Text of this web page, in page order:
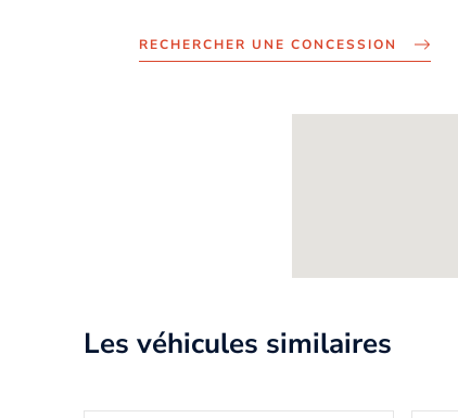
RECHERCHER UNE CONCESSION
Les véhicules similaires